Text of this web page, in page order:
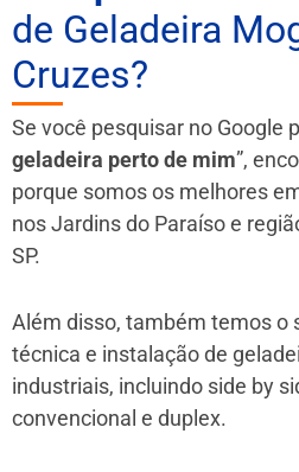
de Geladeira
Cruzes?
Se você pesquisar no Google
geladeira perto de mim”,
porque somos os melhores
nos Jardins do Paraíso e
SP.
Além disso, também temos o
técnica e instalação de
industriais, incluindo side by
convencional e duplex.